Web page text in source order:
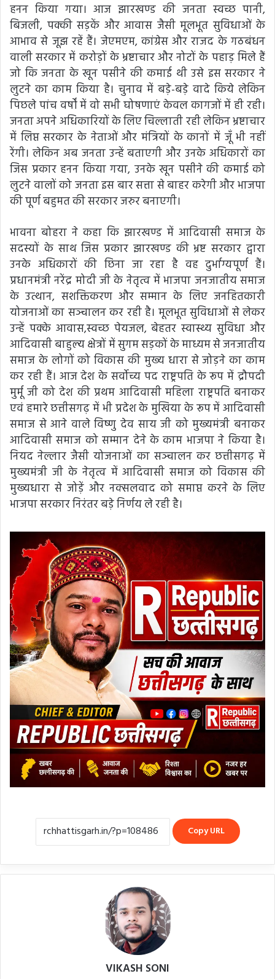
हनन किया गया। आज झारखण्ड की जनता स्वच्छ पानी,
बिजली, पक्की सड़कें और आवास जैसी मूलभूत सुविधाओं के
आभाव से जूझ रहें हैं। जेएमएम, कांग्रेस और राजद के गठबंधन
वाली सरकार में करोड़ों के भ्रष्टाचार और नोटों के पहाड़ मिले हैं
जो कि जनता के खून पसीने की कमाई थी उसे इस सरकार ने
लुटने का काम किया है। चुनाव में बड़े-बड़े वादे किये लेकिन
पिछले पांच वर्षों में वो सभी घोषणाएं केवल कागजों में ही रही।
जनता अपने अधिकारियों के लिए चिल्लाती रही लेकिन भ्रष्टाचार
में लिप्त सरकार के नेताओं और मंत्रियों के कानों में जूँ भी नहीं
रेंगी। लेकिन अब जनता उन्हें बताएगी और उनके अधिकारों का
जिस प्रकार हनन किया गया, उनके खून पसीने की कमाई को
लुटने वालों को जनता इस बार सत्ता से बाहर करेगी और भाजपा
की पूर्ण बहुमत की सरकार जरुर बनाएगी।
भावना बोहरा ने कहा कि झारखण्ड में आदिवासी समाज के
सदस्यों के साथ जिस प्रकार झारखण्ड की भ्रष्ट सरकार द्वारा
उनके अधिकारों की छिना जा रहा है वह दुर्भाग्यपूर्ण हैं।
प्रधानमंत्री नरेंद्र मोदी जी के नेतृत्व में भाजपा जनजातीय समाज
के उत्थान, सशक्तिकरण और सम्मान के लिए जनहितकारी
योजनाओं का सञ्चालन कर रही है। मूलभूत सुविधाओं से लेकर
उन्हें पक्के आवास,स्वच्छ पेयजल, बेहतर स्वास्थ्य सुविधा और
आदिवासी बाहुल्य क्षेत्रों में सुगम सड़कों के माध्यम से जनजातीय
समाज के लोगों को विकास की मुख्य धारा से जोड़ने का काम
कर रही हैं। आज देश के सर्वोच्य पद राष्ट्रपति के रूप में द्रौपदी
मुर्मू जी को देश की प्रथम आदिवासी महिला राष्ट्रपति बनाकर
एवं हमारे छत्तीसगढ़ में भी प्रदेश के मुखिया के रूप में आदिवासी
समाज से आने वाले विष्णु देव साय जी को मुख्यमंत्री बनाकर
आदिवासी समाज को सम्मान देने के काम भाजपा ने किया है।
नियद नेल्लार जैसी योजनाओं का सञ्चालन कर छत्तीसगढ़ में
मुख्यमंत्री जी के नेतृत्व में आदिवासी समाज को विकास की
मुख्यधारा से जोड़ें और नक्सलवाद को समाप्त करने के लिए
भाजपा सरकार निरंतर बड़े निर्णय ले रही है।
Copy URL
VIKASH SONI